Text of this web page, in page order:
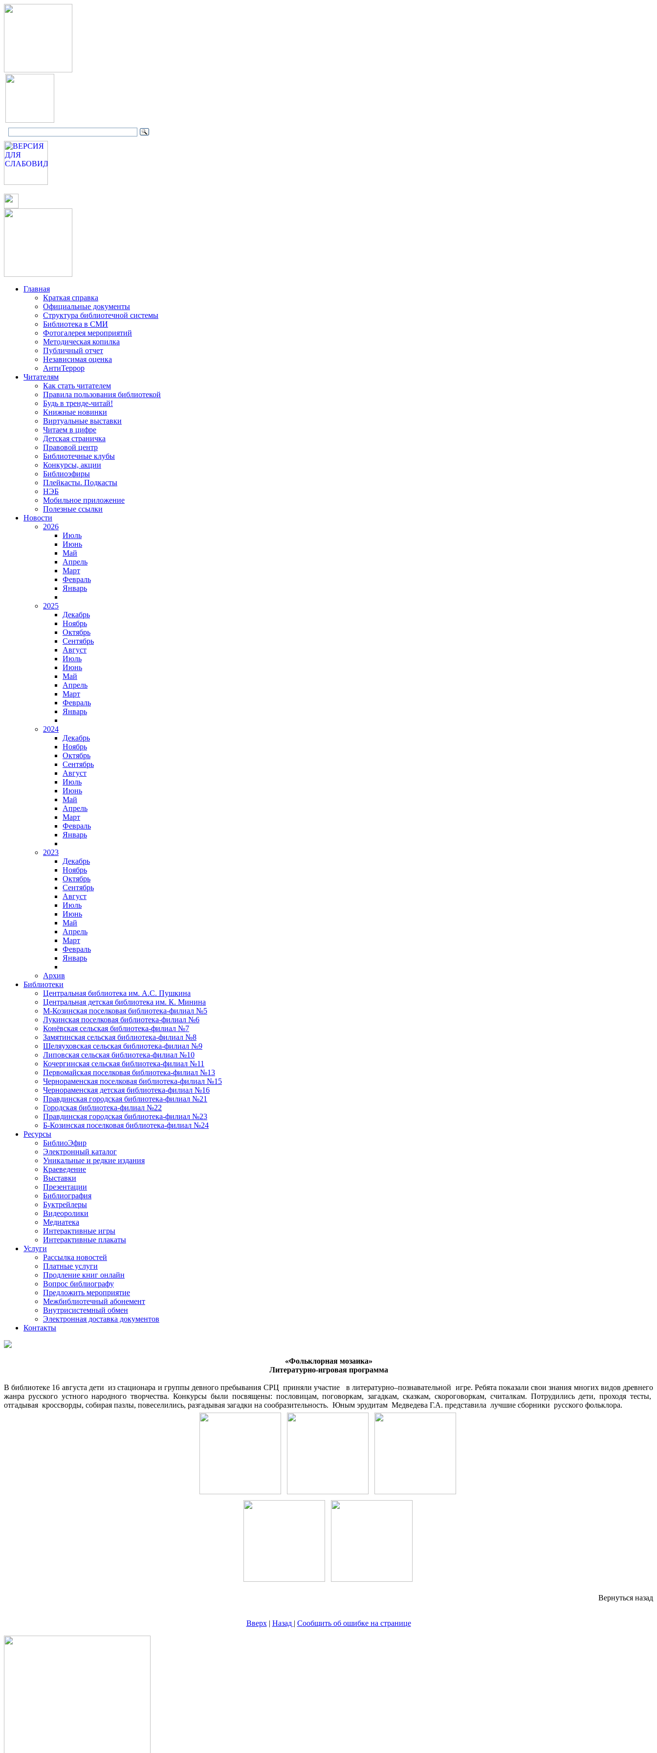
Главная
Краткая справка
Официальные документы
Структура библиотечной системы
Библиотека в СМИ
Фотогалерея мероприятий
Методическая копилка
Публичный отчет
Независимая оценка
АнтиТеррор
Читателям
Как стать читателем
Правила пользования библиотекой
Будь в тренде-читай!
Книжные новинки
Виртуальные выставки
Читаем в цифре
Детская страничка
Правовой центр
Библиотечные клубы
Конкурсы, акции
Библиоэфиры
Плейкасты. Подкасты
НЭБ
Мобильное приложение
Полезные ссылки
Новости
2026
Июль
Июнь
Май
Апрель
Март
Февраль
Январь
2025
Декабрь
Ноябрь
Октябрь
Сентябрь
Август
Июль
Июнь
Май
Апрель
Март
Февраль
Январь
2024
Декабрь
Ноябрь
Октябрь
Сентябрь
Август
Июль
Июнь
Май
Апрель
Март
Февраль
Январь
2023
Декабрь
Ноябрь
Октябрь
Сентябрь
Август
Июль
Июнь
Май
Апрель
Март
Февраль
Январь
Архив
Библиотеки
Центральная библиотека им. А.С. Пушкина
Центральная детская библиотека им. К. Минина
М-Козинская поселковая библиотека-филиал №5
Лукинская поселковая библиотека-филиал №6
Конёвская сельская библиотека-филиал №7
Замятинская сельская библиотека-филиал №8
Шеляуховская сельская библиотека-филиал №9
Липовская сельская библиотека-филиал №10
Кочергинская сельская библиотека-филиал №11
Первомайская поселковая библиотека-филиал №13
Чернораменская поселковая библиотека-филиал №15
Чернораменская детская библиотека-филиал №16
Правдинская городская библиотека-филиал №21
Городская библиотека-филиал №22
Правдинская городская библиотека-филиал №23
Б-Козинская поселковая библиотека-филиал №24
Ресурсы
БиблиоЭфир
Электронный каталог
Уникальные и редкие издания
Краеведение
Выставки
Презентации
Библиография
Буктрейлеры
Видеоролики
Медиатека
Интерактивные игры
Интерактивные плакаты
Услуги
Рассылка новостей
Платные услуги
Продление книг онлайн
Вопрос библиографу
Предложить мероприятие
Межбиблиотечный абонемент
Внутрисистемный обмен
Электронная доставка документов
Контакты
«Фольклорная мозаика»
Литературно-игровая программа
В библиотеке 16 августа дети из стационара и группы девного пребывания СРЦ приняли участие в литературно–познавательной игре. Ребята показали свои знания многих видов древнего
жанра русского устного народного творчества. Конкурсы были посвящены: пословицам, поговоркам, загадкам, сказкам, скороговоркам, считалкам. Потрудились дети, проходя тесты,
отгадывая кроссворды, собирая пазлы, повеселились, разгадывая загадки на сообразительность. Юным эрудитам Медведева Г.А. представила лучшие сборники русского фольклора.
Вернуться назад
Вверх| Назад | Сообщить об ошибке на странице